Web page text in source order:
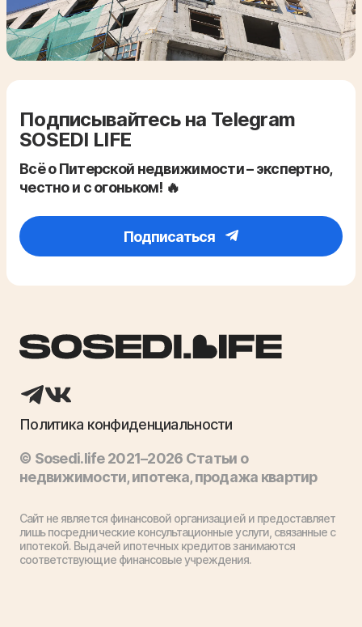
Подписывайтесь на Telegram
SOSEDI LIFE
Всё о Питерской недвижимости – экспертно,
честно и с огоньком! 🔥
Подписаться
Политика конфиденциальности
© Sosedi.life 2021–2026 Статьи о
недвижимости, ипотека, продажа квартир
Сайт не является финансовой организацией и предоставляет
лишь посреднические консультационные услуги, связанные с
ипотекой. Выдачей ипотечных кредитов занимаются
соответствующие финансовые учреждения.